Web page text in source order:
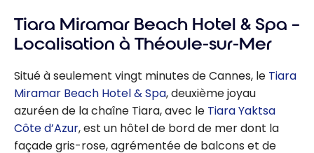
Tiara Miramar Beach Hotel & Spa –
Localisation à Théoule-sur-Mer
Situé à seulement vingt minutes de Cannes, le Tiara
Miramar Beach Hotel & Spa, deuxième joyau
azuréen de la chaîne Tiara, avec le Tiara Yaktsa
Côte d’Azur, est un hôtel de bord de mer dont la
façade gris-rose, agrémentée de balcons et de